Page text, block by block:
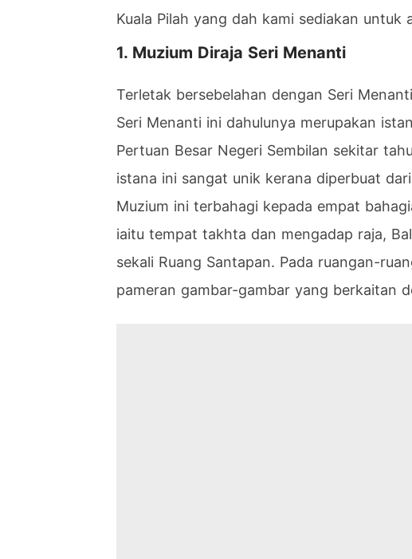
Kuala Pilah yang dah kami sediakan untuk
1. Muzium Diraja Seri Menanti
Terletak bersebelahan dengan Seri
Seri Menanti ini dahulunya merupakan
Pertuan Besar Negeri Sembilan sekitar
istana ini sangat unik kerana diperbuat
Muzium ini terbahagi kepada empat
iaitu tempat takhta dan mengadap raja,
sekali Ruang Santapan. Pada ruangan-
pameran gambar-gambar yang berkaitan